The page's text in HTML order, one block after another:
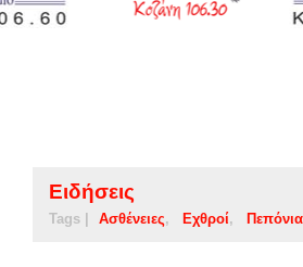
Ειδήσεις
Tags | Ασθένειες Εχθροί Πεπόνια